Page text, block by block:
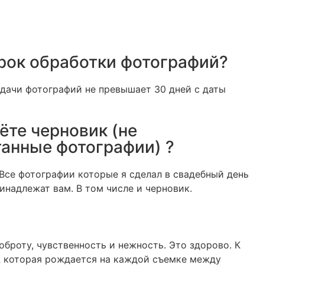
обработки фотографий?
фотографий не превышает 30 дней с даты
черновик (не
фотографии) ?
фотографии которые я сделал в свадебный день
вам. В том числе и черновик.
чувственность и нежность. Это здорово. К
которая рождается на каждой съемке между